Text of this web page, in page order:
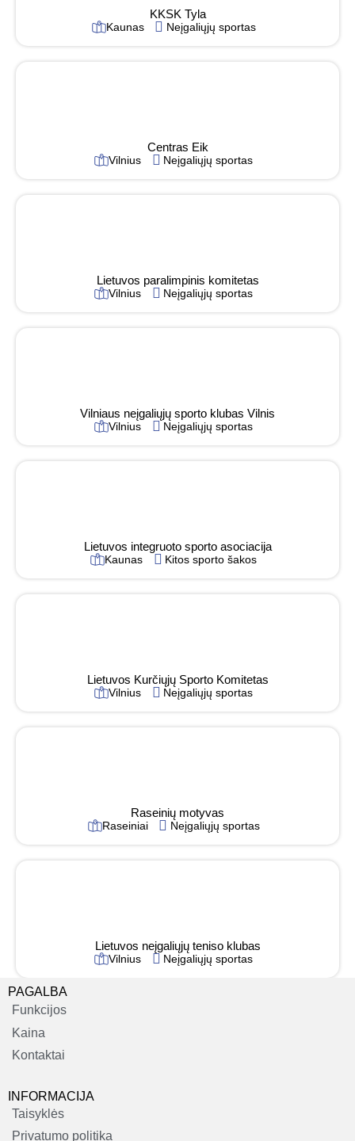
KKSK Tyla
Kaunas Neįgaliųjų sportas
Centras Eik
Vilnius Neįgaliųjų sportas
Lietuvos paralimpinis komitetas
Vilnius Neįgaliųjų sportas
Vilniaus neįgaliųjų sporto klubas Vilnis
Vilnius Neįgaliųjų sportas
Lietuvos integruoto sporto asociacija
Kaunas Kitos sporto šakos
Lietuvos Kurčiųjų Sporto Komitetas
Vilnius Neįgaliųjų sportas
Raseinių motyvas
Raseiniai Neįgaliųjų sportas
Lietuvos neįgaliųjų teniso klubas
Vilnius Neįgaliųjų sportas
PAGALBA
Funkcijos
Kaina
Kontaktai
INFORMACIJA
Taisyklės
Privatumo politika